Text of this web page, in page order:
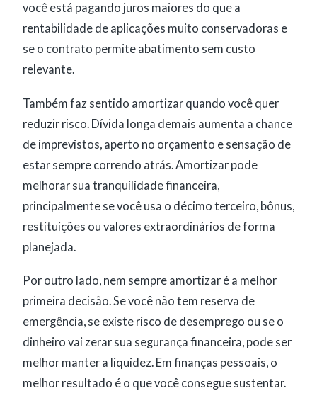
você está pagando juros maiores do que a
rentabilidade de aplicações muito conservadoras e
se o contrato permite abatimento sem custo
relevante.
Também faz sentido amortizar quando você quer
reduzir risco. Dívida longa demais aumenta a chance
de imprevistos, aperto no orçamento e sensação de
estar sempre correndo atrás. Amortizar pode
melhorar sua tranquilidade financeira,
principalmente se você usa o décimo terceiro, bônus,
restituições ou valores extraordinários de forma
planejada.
Por outro lado, nem sempre amortizar é a melhor
primeira decisão. Se você não tem reserva de
emergência, se existe risco de desemprego ou se o
dinheiro vai zerar sua segurança financeira, pode ser
melhor manter a liquidez. Em finanças pessoais, o
melhor resultado é o que você consegue sustentar.